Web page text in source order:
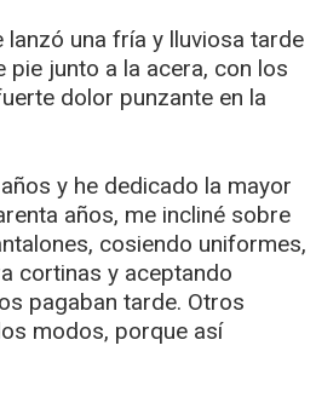
una fría y lluviosa tarde
pie junto a la acera, con los
dolor punzante en la
y he dedicado la mayor
años, me incliné sobre
cosiendo uniformes,
cortinas y aceptando
pagaban tarde. Otros
modos, porque así